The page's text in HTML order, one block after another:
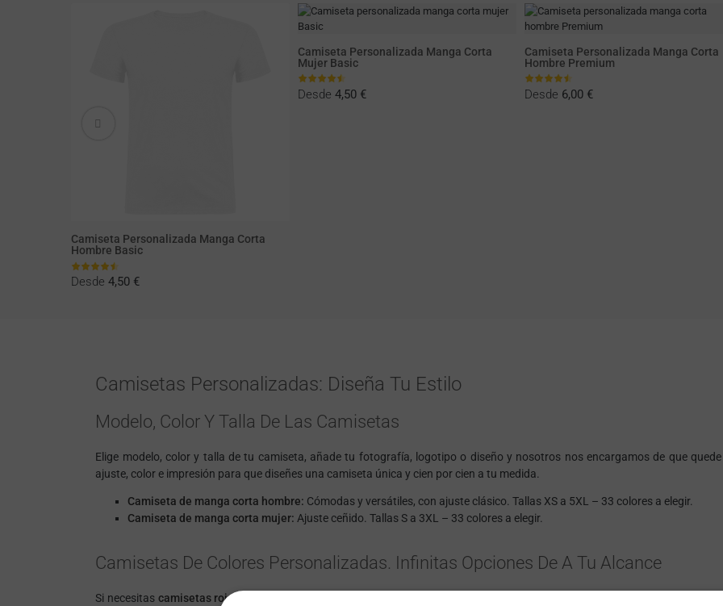
Camiseta Personalizada Manga Corta
Hombre Basic
Desde 4,50 €
Camiseta Personalizada Manga Corta
Mujer Basic
Desde 4,50 €
Camiseta Personalizada Manga Corta
Hombre Premium
Desde 6,00 €
Camisetas Personalizadas: Diseña Tu Estilo
Modelo, Color Y Talla De Las Camisetas
Elige modelo, color y talla de tu camiseta, añade tu fotografía, logotipo o diseño y nosotros nos encargamos de que
ajuste, color e impresión para que diseñes una camiseta única y cien por cien a tu medida.
Camiseta de manga corta hombre: Cómodas y versátiles, con ajuste clásico. Tallas XS a 5XL – 33 colores a elegir.
Camiseta de manga corta mujer: Ajuste ceñido. Tallas S a 3XL – 33 colores a elegir.
Camisetas De Colores Personalizadas. Infinitas Opciones De A Tu Alcance
Si necesitas camisetas rojas personalizadas
con el logotipo de tu